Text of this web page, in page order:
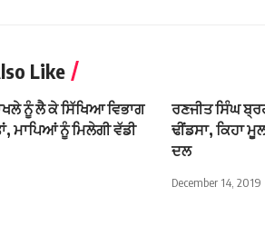
Like
ਨੂੰ ਲੈ ਕੇ ਸਿੱਖਿਆ ਵਿਭਾਗ
ਮਾਪਿਆਂ ਨੂੰ ਮਿਲੇਗੀ ਵੱਡੀ
ਰਣਜੀਤ ਸਿੰਘ
ਢੀਂਡਸਾ, ਕਿਹਾ
ਦਲ
December 14, 2019